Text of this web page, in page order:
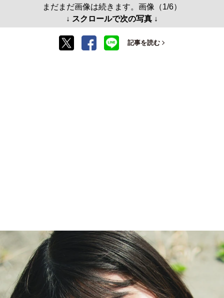
まだまだ画像は続きます。画像（1/6）
↓ スクロールで次の写真 ↓
記事を読む